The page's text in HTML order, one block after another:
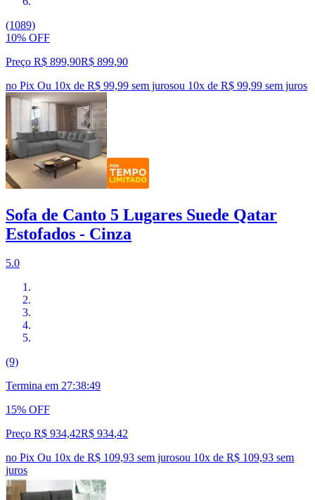
(1089)
10% OFF
Preço R$ 899,90R$ 899,90
no Pix Ou 10x de R$ 99,99 sem jurosou 10x de R$ 99,99 sem juros
Sofa de Canto 5 Lugares Suede Qatar
Estofados - Cinza
5.0
(9)
Termina em 27:38:48
15% OFF
Preço R$ 934,42R$ 934,42
no Pix Ou 10x de R$ 109,93 sem jurosou 10x de R$ 109,93 sem
juros